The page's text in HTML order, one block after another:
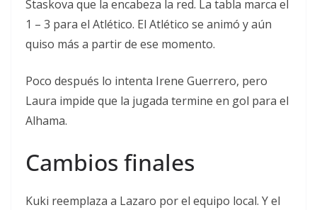
Staskova que la encabeza la red. La tabla marca el
1 – 3 para el Atlético. El Atlético se animó y aún
quiso más a partir de ese momento.
Poco después lo intenta Irene Guerrero, pero
Laura impide que la jugada termine en gol para el
Alhama.
Cambios finales
Kuki reemplaza a Lazaro por el equipo local. Y el